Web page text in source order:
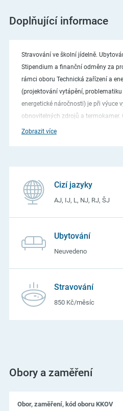
Doplňující informace
Stravování ve školní jídelně.
Stipendium a finanční odměny za
rámci oboru Technická zařízení a
(projektování vytápění,
energetické náročnosti) je při výuce
obnovitelných zdrojů a termokamer.
oborů je realizován na reálných
studium.
Zobrazit více
Cizí jazyky
AJ, IJ, L, NJ, RJ, ŠJ
Ubytování
Neuvedeno
Stravování
850 Kč/měsíc
Obory a zaměření
Obor, zaměření, kód oboru KKOV